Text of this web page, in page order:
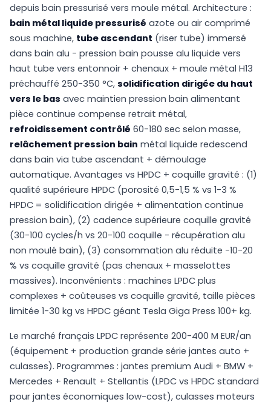
depuis bain pressurisé vers moule métal. Architecture :
bain métal liquide pressurisé azote ou air comprimé
sous machine, tube ascendant (riser tube) immersé
dans bain alu - pression bain pousse alu liquide vers
haut tube vers entonnoir + chenaux + moule métal H13
préchauffé 250-350 °C, solidification dirigée du haut
vers le bas avec maintien pression bain alimentant
pièce continue compense retrait métal,
refroidissement contrôlé 60-180 sec selon masse,
relâchement pression bain métal liquide redescend
dans bain via tube ascendant + démoulage
automatique. Avantages vs HPDC + coquille gravité : (1)
qualité supérieure HPDC (porosité 0,5-1,5 % vs 1-3 %
HPDC = solidification dirigée + alimentation continue
pression bain), (2) cadence supérieure coquille gravité
(30-100 cycles/h vs 20-100 coquille - récupération alu
non moulé bain), (3) consommation alu réduite -10-20
% vs coquille gravité (pas chenaux + masselottes
massives). Inconvénients : machines LPDC plus
complexes + coûteuses vs coquille gravité, taille pièces
limitée 1-30 kg vs HPDC géant Tesla Giga Press 100+ kg.
Le marché français LPDC représente 200-400 M EUR/an
(équipement + production grande série jantes auto +
culasses). Programmes : jantes premium Audi + BMW +
Mercedes + Renault + Stellantis (LPDC vs HPDC standard
pour jantes économiques low-cost), culasses moteurs